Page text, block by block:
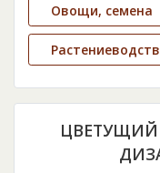
Овощи, семена